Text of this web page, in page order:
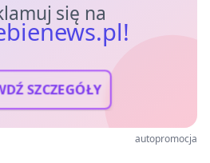
się na
SZCZEGÓŁY
autopromocja